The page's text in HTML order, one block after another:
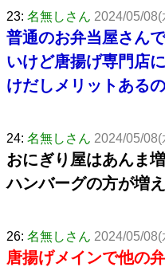
23: 名無しさん 2024/05/
普通のお弁当屋さん
いけど唐揚げ専門店
けだしメリットある
24: 名無しさん 2024/05/
おにぎり屋はあんま
ハンバーグの方が増
26: 名無しさん 2024/05/
唐揚げメインで他の